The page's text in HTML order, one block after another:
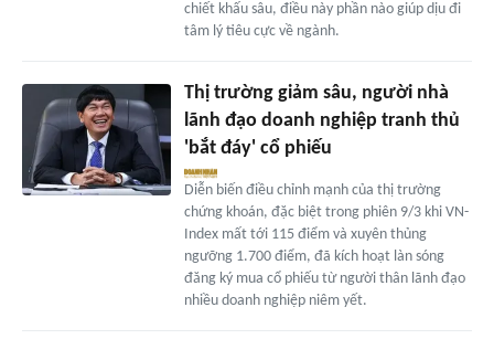
chiết khấu sâu, điều này phần nào giúp dịu đi
tâm lý tiêu cực về ngành.
Thị trường giảm sâu, người nhà
lãnh đạo doanh nghiệp tranh thủ
'bắt đáy' cổ phiếu
Diễn biến điều chỉnh mạnh của thị trường
chứng khoán, đặc biệt trong phiên 9/3 khi VN-
Index mất tới 115 điểm và xuyên thủng
ngưỡng 1.700 điểm, đã kích hoạt làn sóng
đăng ký mua cổ phiếu từ người thân lãnh đạo
nhiều doanh nghiệp niêm yết.